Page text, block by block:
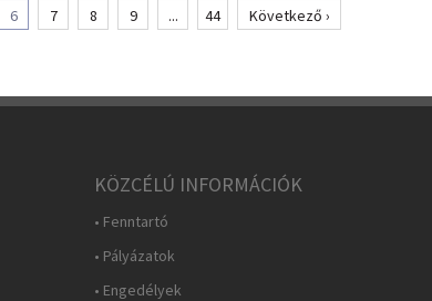
6 7 8 9 ... 44 Következő ›
KÖZCÉLÚ INFORMÁCIÓK
• Fenntartó
• Pályázatok
• Engedélyek